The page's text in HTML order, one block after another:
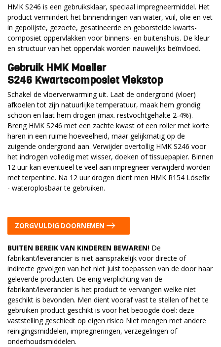
HMK S246 is een gebruiksklaar, speciaal impregneermiddel. Het
product vermindert het binnendringen van water, vuil, olie en vet
in gepolijste, gezoete, gesatineerde en geborstelde kwarts-
composiet oppervlakken voor binnens- en buitenshuis. De kleur
en structuur van het oppervlak worden nauwelijks beïnvloed.
Gebruik HMK Moeller
S246 Kwartscomposiet Vlekstop
Schakel de vloerverwarming uit. Laat de ondergrond (vloer)
afkoelen tot zijn natuurlijke temperatuur, maak hem grondig
schoon en laat hem drogen (max. restvochtgehalte 2-4%).
Breng HMK S246 met een zachte kwast of een roller met korte
haren in een ruime hoeveelheid, maar gelijkmatig op de
zuigende ondergrond aan. Verwijder overtollig HMK S246 voor
het indrogen volledig met wisser, doeken of tissuepapier. Binnen
12 uur kan eventueel te veel aan impregneer verwijderd worden
met terpentine. Na 12 uur drogen dient men HMK R154 Lösefix
- wateroplosbaar te gebruiken.
ZORGVULDIG DOORNEMEN
BUITEN BEREIK VAN KINDEREN BEWAREN! De
fabrikant/leverancier is niet aansprakelijk voor directe of
indirecte gevolgen van het niet juist toepassen van de door haar
geleverde producten. De enig verplichting van de
fabrikant/leverancier is het product te vervangen welke niet
geschikt is bevonden. Men dient vooraf vast te stellen of het te
gebruiken product geschikt is voor het beoogde doel: deze
vaststelling geschiedt op eigen risico Niet mengen met andere
reinigingsmiddelen, impregneringen, verzegelingen of
onderhoudsmiddelen.